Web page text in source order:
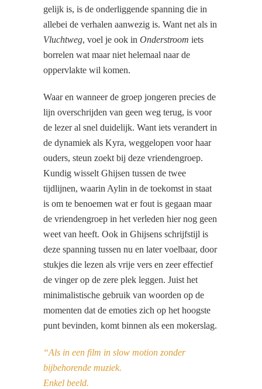
gelijk is, is de onderliggende spanning die in
allebei de verhalen aanwezig is. Want net als in
Vluchtweg, voel je ook in Onderstroom iets
borrelen wat maar niet helemaal naar de
oppervlakte wil komen.
Waar en wanneer de groep jongeren precies de
lijn overschrijden van geen weg terug, is voor
de lezer al snel duidelijk. Want iets verandert in
de dynamiek als Kyra, weggelopen voor haar
ouders, steun zoekt bij deze vriendengroep.
Kundig wisselt Ghijsen tussen de twee
tijdlijnen, waarin Aylin in de toekomst in staat
is om te benoemen wat er fout is gegaan maar
de vriendengroep in het verleden hier nog geen
weet van heeft. Ook in Ghijsens schrijfstijl is
deze spanning tussen nu en later voelbaar, door
stukjes die lezen als vrije vers en zeer effectief
de vinger op de zere plek leggen. Juist het
minimalistische gebruik van woorden op de
momenten dat de emoties zich op het hoogste
punt bevinden, komt binnen als een mokerslag.
“Als in een film in slow motion zonder
bijbehorende muziek.
Enkel beeld.